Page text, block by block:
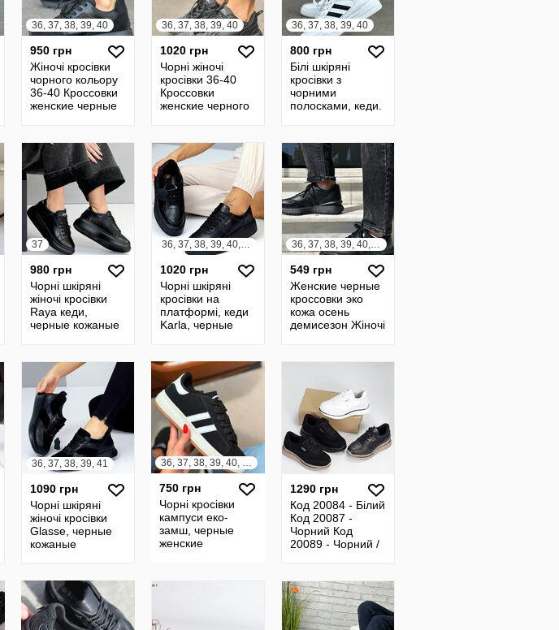
36, 37, 38, 39, 40
950 грн
Жіночі кросівки
чорного кольору
36-40 Кроссовки
женские черные
36, 37, 38, 39, 40
1020 грн
Чорні жіночі
кросівки 36-40
Кроссовки
женские черного
36, 37, 38, 39, 40
800 грн
Білі шкіряні
кросівки з
чорними
полосками, кеди.
кроссовки белые
с черным
37
980 грн
Чорні шкіряні
жіночі кросівки
Raya кеди,
черные кожаные
код 24005
36, 37, 38, 39, 40, 41
1020 грн
Чорні шкіряні
кросівки на
платформі, кеди
Karla, черные
платформа 36-
41р код 18686
36, 37, 38, 39, 40, 41
549 грн
Женские черные
кроссовки эко
кожа осень
демисезон Жіночі
демісезон
36, 37, 38, 39, 41
1090 грн
Чорні шкіряні
жіночі кросівки
Glasse, черные
кожаные
код 20926
36, 37, 38, 39, 40, 41
750 грн
Чорні кросівки
кампуси еко-
замш, черные
женские
36-41р код 9743
1290 грн
Код 20084 - Білий
Код 20087 -
Чорний Код
20089 - Чорний /